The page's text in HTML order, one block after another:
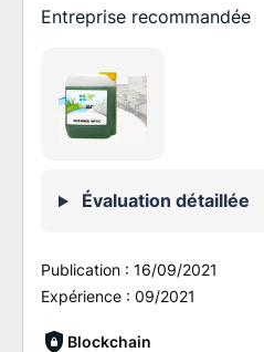
Entreprise recommandée
Évaluation détaillée
Publication : 16/09/2021
Expérience : 09/2021
Blockchain